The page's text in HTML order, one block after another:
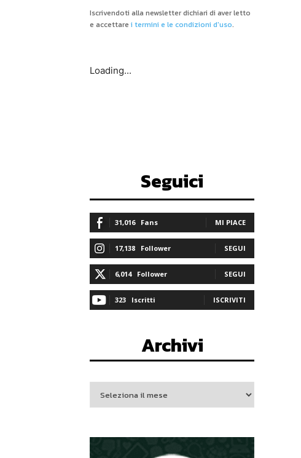
Iscrivendoti alla newsletter dichiari di aver letto
e accettare i termini e le condizioni d'uso.
Loading...
Seguici
31,016 Fans MI PIACE
17,138 Follower SEGUI
6,014 Follower SEGUI
323 Iscritti ISCRIVITI
Archivi